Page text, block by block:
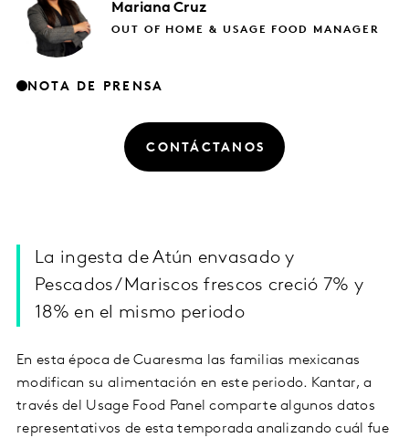
Mariana Cruz
OUT OF HOME & USAGE FOOD MANAGER
NOTA DE PRENSA
CONTÁCTANOS
La ingesta de Atún envasado y
Pescados/Mariscos frescos creció 7% y
18% en el mismo periodo
En esta época de Cuaresma las familias mexicanas
modifican su alimentación en este periodo. Kantar, a
través del Usage Food Panel comparte algunos datos
representativos de esta temporada analizando cuál fue